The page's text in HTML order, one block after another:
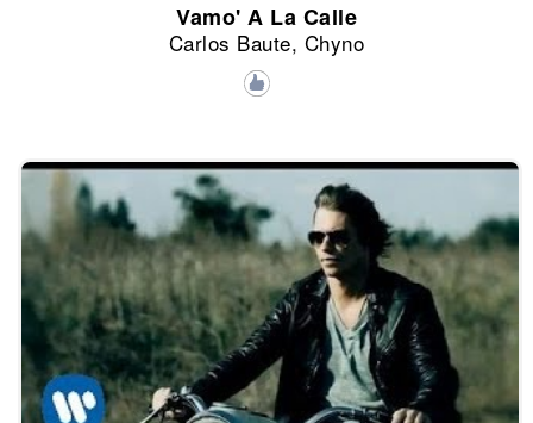
Vamo' A La Calle
Carlos Baute, Chyno